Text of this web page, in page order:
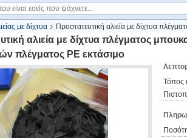
με δίχτυα
Προστατευτική αλιεία με δίχτυα
αλιεία με δίχτυα πλέγματος
πλέγματος PE εκτάσιμο
Τόπος